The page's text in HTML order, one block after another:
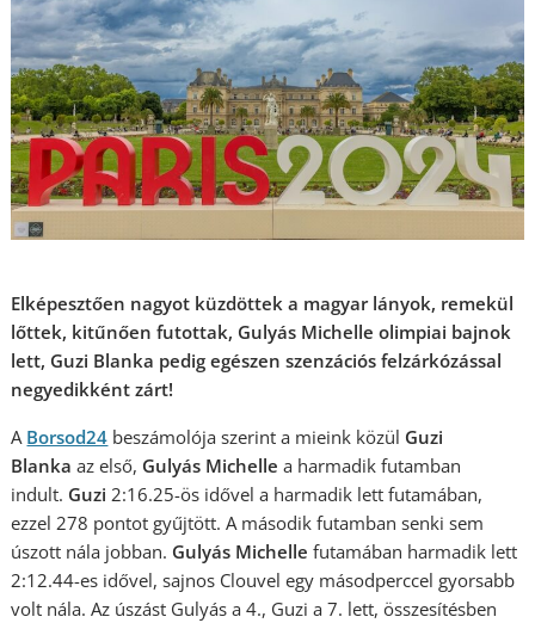
Elképesztően nagyot küzdöttek a magyar lányok, remekül
lőttek, kitűnően futottak, Gulyás Michelle olimpiai bajnok
lett, Guzi Blanka pedig egészen szenzációs felzárkózással
negyedikként zárt!
A Borsod24 beszámolója szerint a mieink közül Guzi
Blanka az első, Gulyás Michelle a harmadik futamban
indult. Guzi 2:16.25-ös idővel a harmadik lett futamában,
ezzel 278 pontot gyűjtött. A második futamban senki sem
úszott nála jobban. Gulyás Michelle futamában harmadik lett
2:12.44-es idővel, sajnos Clouvel egy másodperccel gyorsabb
volt nála. Az úszást Gulyás a 4., Guzi a 7. lett, összesítésben